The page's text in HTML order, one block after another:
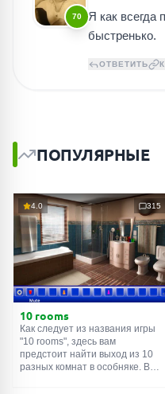
70
Я как всегда
быстренько.
ОТВЕТИТЬ
ПОПУЛЯРНЫЕ
4.0 315
10 rooms
Как следует из названия игры
"10 rooms", здесь вам
предстоит найти выход из 10
разных комнат в особняке. В